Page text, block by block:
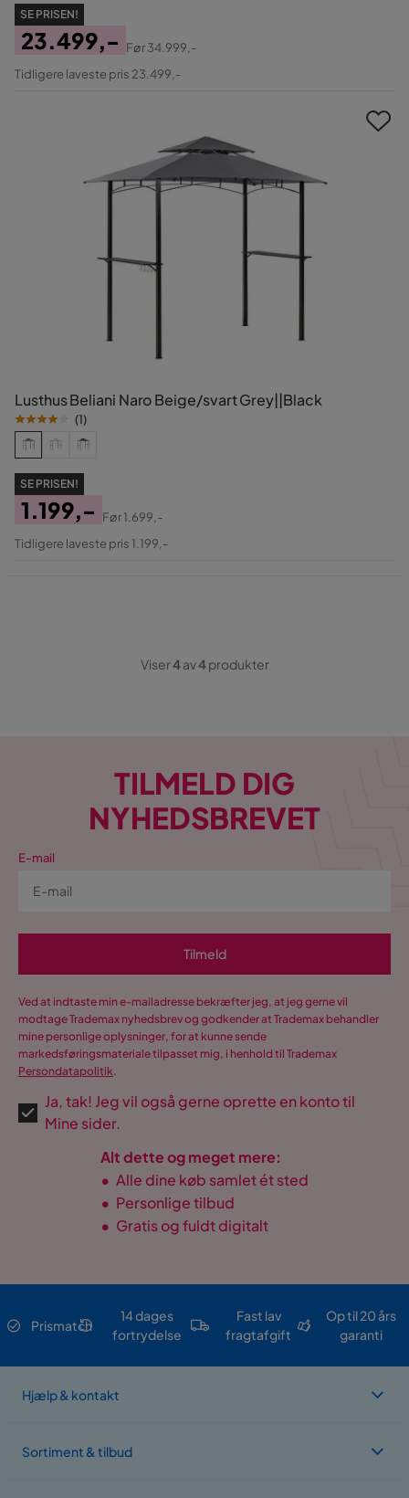
SE PRISEN!
Pris
23.499,-
Original
Før34.999,-
Tidligere laveste pris 23.499,-
Lusthus Beliani Naro Beige/svart Grey||Black
(1)
SE PRISEN!
Pris
1.199,-
Original
Før1.699,-
Tidligere laveste pris 1.199,-
Viser4av4produkter
TILMELD DIG
NYHEDSBREVET
E-mail
Tilmeld
Ved at indtaste min e-mailadresse bekræfter jeg, at jeg gerne vil
modtage Trademax nyhedsbrev og godkender at Trademax behandler
mine personlige oplysninger, for at kunne sende
markedsføringsmateriale tilpasset mig, i henhold til Trademax
Persondatapolitik.
Ja, tak! Jeg vil også gerne oprette en konto til
Mine sider.
Alt dette og meget mere:
• Alle dine køb samlet ét sted
• Personlige tilbud
• Gratis og fuldt digitalt
Prismatch
14 dages
fortrydelse
Fast lav
fragtafgift
Op til 20 års
garanti
Hjælp & kontakt
Sortiment & tilbud